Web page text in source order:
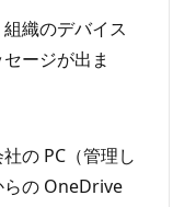
織のデバイス
ージが出ま
の PC（管理し
らの OneDrive